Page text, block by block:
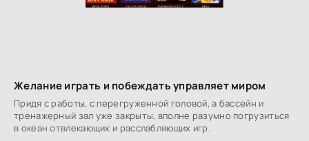
Желание играть и побеждать управляет миром
Придя с работы, с перегруженной головой, а бассейн и
тренажерный зал уже закрыты, вполне разумно погрузиться
в океан отвлекающих и расслабляющих игр.